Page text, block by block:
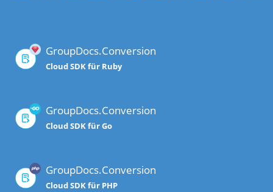
GroupDocs.Conversion
Cloud SDK für Ruby
GroupDocs.Conversion
Cloud SDK für Go
GroupDocs.Conversion
Cloud SDK für PHP